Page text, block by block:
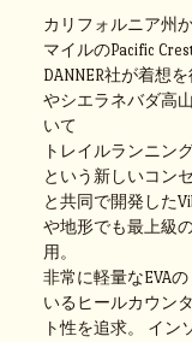
カリフォルニア州
マイルのPacific
DANNER社が着想
やシエラネバダ高
いて
トレイルランニン
という新しいコン
と共同で開発した
や地形でも最上級
用。
非常に軽量なEVA
いるヒールカウン
ト性を追求。
イン